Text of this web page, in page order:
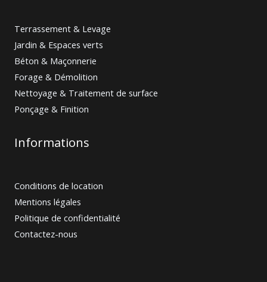
Terrassement & Levage
Jardin & Espaces verts
Béton & Maçonnerie
Forage & Démolition
Nettoyage & Traitement de surface
Ponçage & Finition
Informations
Conditions de location
Mentions légales
Politique de confidentialité
Contactez-nous